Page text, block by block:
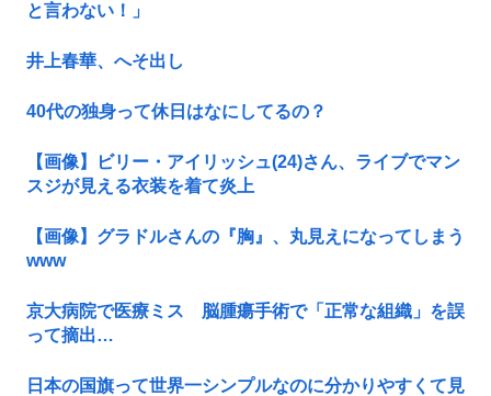
と言わない！」
井上春華、へそ出し
40代の独身って休日はなにしてるの？
【画像】ビリー・アイリッシュ(24)さん、ライブでマン
スジが見える衣装を着て炎上
【画像】グラドルさんの『胸』、丸見えになってしまう
www
京大病院で医療ミス 脳腫瘍手術で「正常な組織」を誤
って摘出…
日本の国旗って世界一シンプルなのに分かりやすくて見